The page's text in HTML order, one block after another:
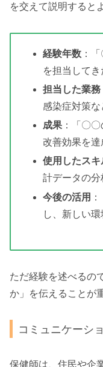
を交えて説明すると
経験年数 ：
を担当してき
担当した業務
感染症対策な
成果 ：「〇
改善効果を達
使用したスキ
計データの分
今後の活用
し、新しい環
ただ経験を述べるの
か」を伝えることが
コミュニケーシ
保健師は、住民や企